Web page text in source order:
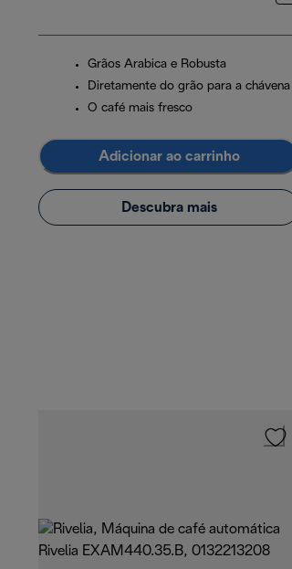
Grãos Arabica e Robusta
Diretamente do grão para a chávena
O café mais fresco
Adicionar ao carrinho
Descubra mais